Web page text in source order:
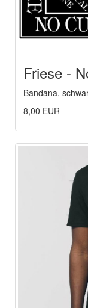
Friese -
Bandana,
8,00 EUR